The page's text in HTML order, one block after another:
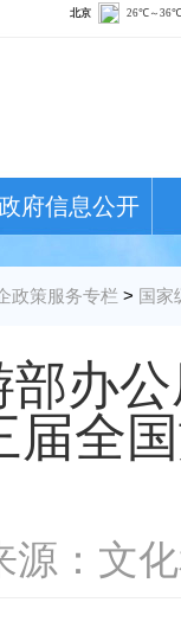
府信息公开
政策服务专栏 > 国家
办
届全
源：文